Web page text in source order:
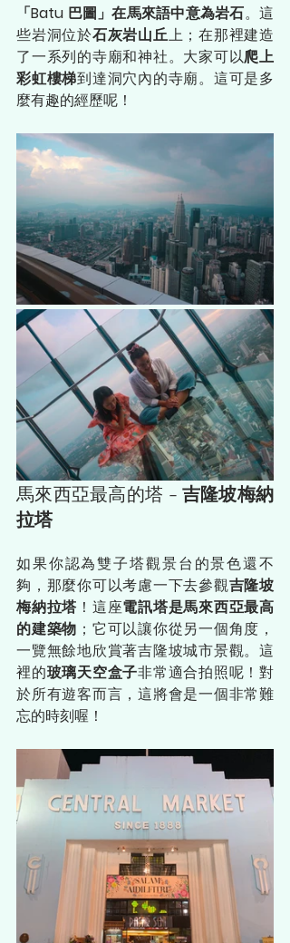
「Batu 巴圖」在馬來語中意為岩石。這
些岩洞位於石灰岩山丘上；在那裡建造
了一系列的寺廟和神社。大家可以爬上
彩虹樓梯到達洞穴內的寺廟。這可是多
麼有趣的經歷呢！
馬來西亞最高的塔 - 吉隆坡梅納
拉塔
如果你認為雙子塔觀景台的景色還不
夠，那麼你可以考慮一下去參觀吉隆坡
梅納拉塔 ！這座電訊塔是馬來西亞最高
的建築物 ；它可以讓你從另一個角度，
一覽無餘地欣賞著吉隆坡城市景觀。這
裡的玻璃天空盒子非常適合拍照呢！對
於所有遊客而言，這將會是一個非常難
忘的時刻喔！